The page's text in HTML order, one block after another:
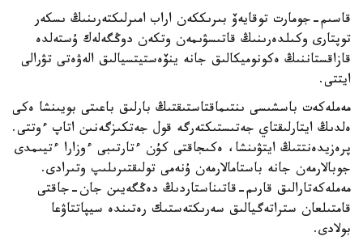
قاسىم-جومارت توقايەۆ بىرىككەن اراب امىرلىكتەرىنىڭ ىسكەر
توپتارى وكىلدەرىنىڭ قاتىسۋىمەن وتكەن دوڭگەلەك ۇستەلدە
قازاقستاننىڭ ەكونوميكالىق جانە ينۆەستيتسيالىق الەۋەتى تۋرالى
ايتتى.
مەملەكەت باسشىسى ىنتىماقتاستىقتىڭ بارلىق باعىتى بويىنشا ەكى
ەلدىڭ ايتارلىقتاي جەتىستىكتەرگە قول جەتكىزگەنىن اتاپ ءوتتى.
پرەزيدەنتتىڭ ايتۋىنشا، ەكىجاقتى كۇن ءتارتىبى ءوزارا ءتيىمدى
جوبالارمەن جانە باستامالارمەن ۇنەمى تولىقتىرىلىپ وتىرادى.
مەملەكەتارالىق قارىم-قاتىناستاردىڭ دەڭگەيىن جان-جاقتى
قامتىلعان ستراتەگيالىق سەرىكتەستىك رەتىندە سيپاتتاۋعا
بولادى.